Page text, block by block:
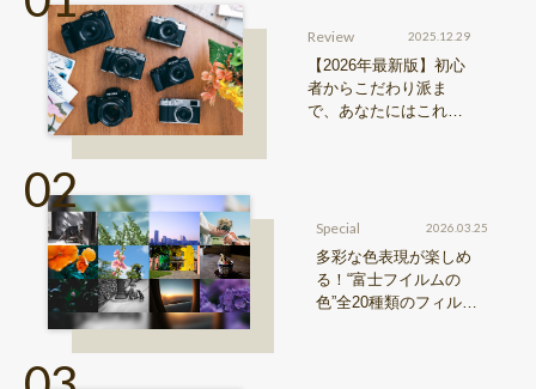
Review 2025.12.29
【2026年最新版】初心
者からこだわり派ま
で、あなたにはこれが
Special 2026.03.25
多彩な色表現が楽しめ
る！“富士フイルムの
色”全20種類のフィルム